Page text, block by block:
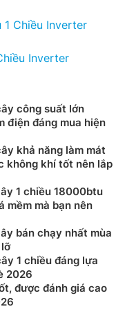
Chiều Inverter
Inverter
công suất lớn
điện đáng mua hiện
khả năng làm mát
không khí tốt nên lắp
1 chiều 18000btu
mềm mà bạn nên
bán chạy nhất mùa
1 chiều đáng lựa
2026
được đánh giá cao